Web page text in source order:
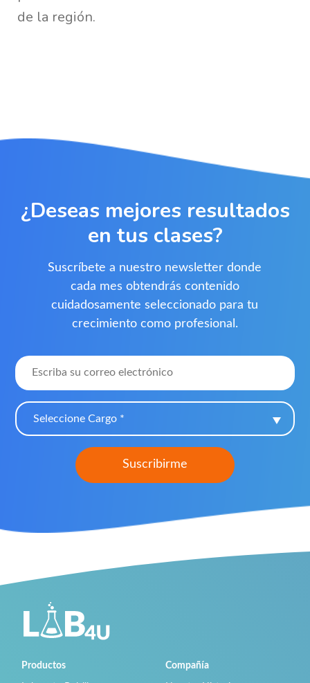
de la región.
¿Deseas mejores resultados
en tus clases?
Suscríbete a nuestro newsletter donde
cada mes obtendrás contenido
cuidadosamente seleccionado para tu
crecimiento como profesional.
Seleccione Cargo *
Productos Compañía